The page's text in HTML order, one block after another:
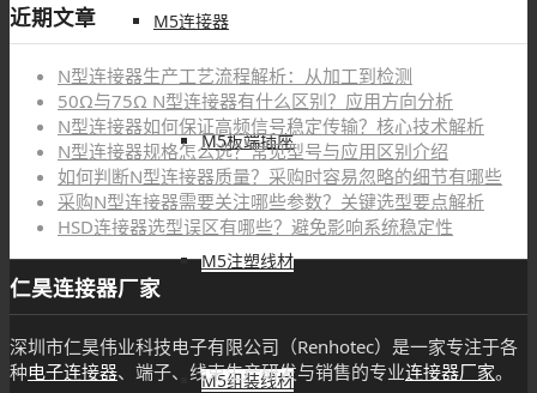
M5连接器
M5板端插座
M5注塑线材
M5组装线材
近期文章
N型连接器生产工艺流程解析：从加工到检测
50Ω与75Ω N型连接器有什么区别？应用方向分析
N型连接器如何保证高频信号稳定传输？核心技术解析
N型连接器规格怎么选？常见型号与应用区别介绍
如何判断N型连接器质量？采购时容易忽略的细节有哪些
采购N型连接器需要关注哪些参数？关键选型要点解析
HSD连接器选型误区有哪些？避免影响系统稳定性
仁昊连接器厂家
深圳市仁昊伟业科技电子有限公司（Renhotec）是一家专注于各
种电子连接器、端子、线束生产研发与销售的专业连接器厂家。